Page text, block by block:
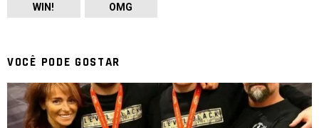
WIN! OMG
VOCÊ PODE GOSTAR